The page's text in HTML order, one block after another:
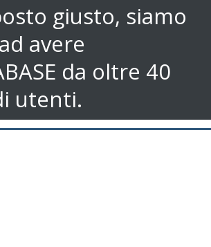
giusto, siamo
avere
da oltre 40
utenti.
giusto, siamo
avere
da oltre 40
utenti.